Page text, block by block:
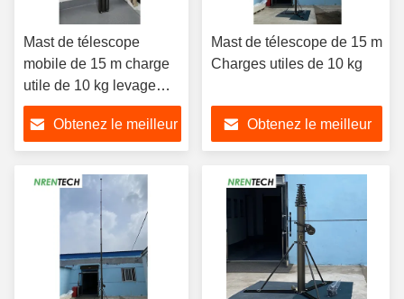
Mast de télescope
mobile de 15 m charge
utile de 10 kg levage
manuel
Obtenez le meilleur
Mast de télescope de 15 m
Charges utiles de 10 kg
Obtenez le meilleur